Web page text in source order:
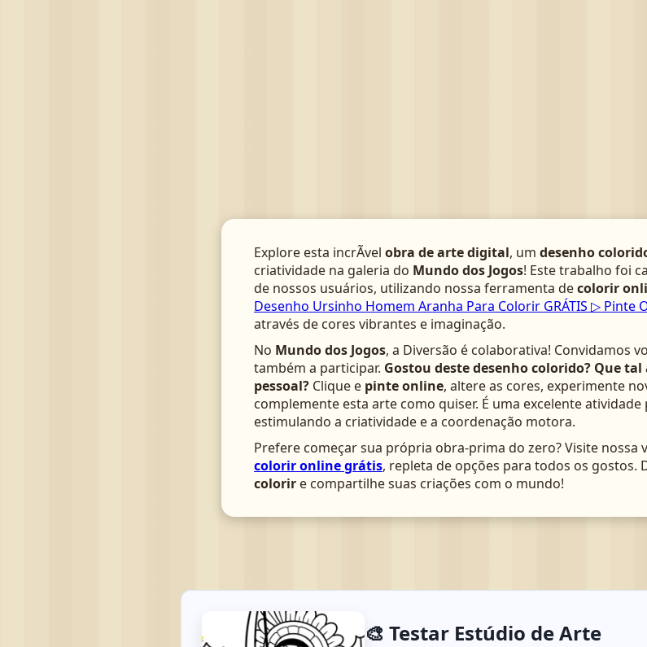
Explore esta incrÃ­vel obra de arte digital, um desenho
criatividade na galeria do Mundo dos Jogos! Este trabalho foi
de nossos usuários, utilizando nossa ferramenta decolorir
Desenho Ursinho Homem Aranha Para Colorir GRÁTIS ▷ Pinte
através de cores vibrantes e imaginação.
No Mundo dos Jogos, a Diversão é colaborativa! Convidamos
também a participar. Gostou deste desenho colorido? Que
pessoal? Clique e pinte online, altere as cores, experimente
complemente esta arte como quiser. É uma excelente atividade
estimulando a criatividade e a coordenação motora.
Prefere começar sua própria obra-prima do zero? Visite nossa
colorir online grátis, repleta de opções para todos os gostos.
colorir e compartilhe suas criações com o mundo!
🎨 Testar Estúdio de Arte